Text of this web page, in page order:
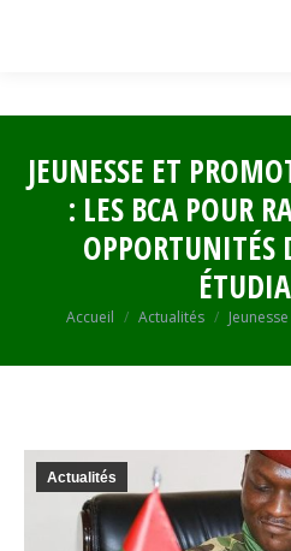
JEUNESSE ET
: LES BCA POUR
OPPORTUNITÉS
Vous êtes ici :
Accueil Actualités
Actualités